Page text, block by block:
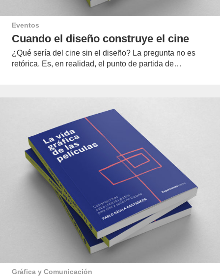
Eventos
Cuando el diseño construye el cine
¿Qué sería del cine sin el diseño? La pregunta no es
retórica. Es, en realidad, el punto de partida de…
Gráfica y Comunicación